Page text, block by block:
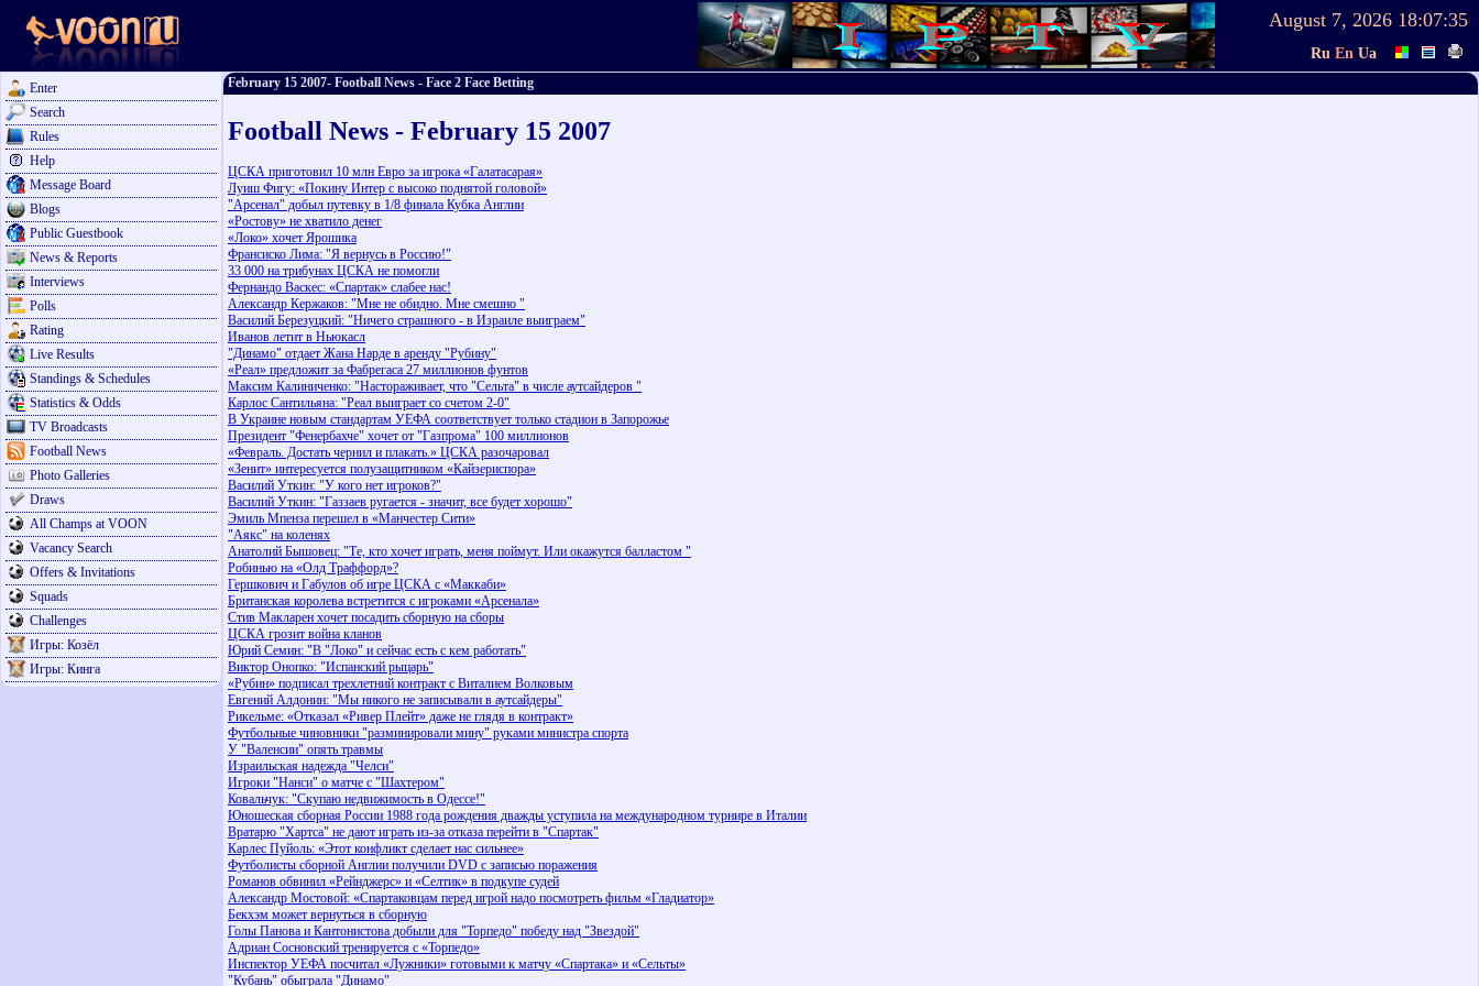
August 7, 2026 18:07:35
Ru En Ua
Enter
Search
Rules
Help
Message Board
Blogs
Public Guestbook
News & Reports
Interviews
Polls
Rating
Live Results
Standings & Schedules
Statistics & Odds
TV Broadcasts
Football News
Photo Galleries
Draws
All Champs at VOON
Vacancy Search
Offers & Invitations
Squads
Challenges
Игры: Козёл
Игры: Кинга
February 15 2007- Football News - Face 2 Face Betting
Football News - February 15 2007
ЦСКА приготовил 10 млн Евро за игрока «Галатасарая»
Луиш Фигу: «Покину Интер с высоко поднятой головой»
"Арсенал" добыл путевку в 1/8 финала Кубка Англии
«Ростову» не хватило денег
«Локо» хочет Ярошика
Франсиско Лима: "Я вернусь в Россию!"
33 000 на трибунах ЦСКА не помогли
Фернандо Васкес: «Спартак» слабее нас!
Александр Кержаков: "Мне не обидно. Мне смешно "
Василий Березуцкий: "Ничего страшного - в Израиле выиграем"
Иванов летит в Ньюкасл
"Динамо" отдает Жана Нарде в аренду "Рубину"
«Реал» предложит за Фабрегаса 27 миллионов фунтов
Максим Калиниченко: "Настораживает, что "Сельта" в числе аутсайдеров "
Карлос Сантильяна: "Реал выиграет со счетом 2-0"
В Украине новым стандартам УЕФА соответствует только стадион в Запорожье
Президент "Фенербахче" хочет от "Газпрома" 100 миллионов
«Февраль. Достать чернил и плакать.» ЦСКА разочаровал
«Зенит» интересуется полузащитником «Кайзериспора»
Василий Уткин: "У кого нет игроков?"
Василий Уткин: "Газзаев ругается - значит, все будет хорошо"
Эмиль Мпенза перешел в «Манчестер Сити»
"Аякс" на коленях
Анатолий Бышовец: "Те, кто хочет играть, меня поймут. Или окажутся балластом "
Робинью на «Олд Траффорд»?
Гершкович и Габулов об игре ЦСКА с «Маккаби»
Британская королева встретится с игроками «Арсенала»
Стив Макларен хочет посадить сборную на сборы
ЦСКА грозит война кланов
Юрий Семин: "В "Локо" и сейчас есть с кем работать"
Виктор Онопко: "Испанский рыцарь"
«Рубин» подписал трехлетний контракт с Виталием Волковым
Евгений Алдонин: "Мы никого не записывали в аутсайдеры"
Рикельме: «Отказал «Ривер Плейт» даже не глядя в контракт»
Футбольные чиновники "разминировали мину" руками министра спорта
У "Валенсии" опять травмы
Израильская надежда "Челси"
Игроки "Нанси" о матче с "Шахтером"
Ковальчук: "Скупаю недвижимость в Одессе!"
Юношеская сборная России 1988 года рождения дважды уступила на международном турнире в Италии
Вратарю "Хартса" не дают играть из-за отказа перейти в "Спартак"
Карлес Пуйоль: «Этот конфликт сделает нас сильнее»
Футболисты сборной Англии получили DVD с записью поражения
Романов обвинил «Рейнджерс» и «Селтик» в подкупе судей
Александр Мостовой: «Спартаковцам перед игрой надо посмотреть фильм «Гладиатор»
Бекхэм может вернуться в сборную
Голы Панова и Кантонистова добыли для "Торпедо" победу над "Звездой"
Адриан Сосновский тренируется с «Торпедо»
Инспектор УЕФА посчитал «Лужники» готовыми к матчу «Спартака» и «Сельты»
"Кубань" обыграла "Динамо"